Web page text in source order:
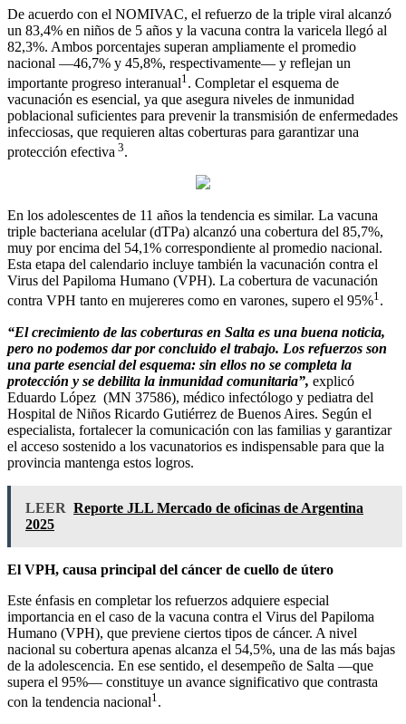
De acuerdo con el NOMIVAC, el refuerzo de la triple viral alcanzó
un 83,4% en niños de 5 años y la vacuna contra la varicela llegó al
82,3%. Ambos porcentajes superan ampliamente el promedio
nacional —46,7% y 45,8%, respectivamente— y reflejan un
importante progreso interanual1 . Completar el esquema de
vacunación es esencial, ya que asegura niveles de inmunidad
poblacional suficientes para prevenir la transmisión de enfermedades
infecciosas, que requieren altas coberturas para garantizar una
protección efectiva 3.
En los adolescentes de 11 años la tendencia es similar. La vacuna
triple bacteriana acelular (dTPa) alcanzó una cobertura del 85,7%,
muy por encima del 54,1% correspondiente al promedio nacional.
Esta etapa del calendario incluye también la vacunación contra el
Virus del Papiloma Humano (VPH). La cobertura de vacunación
contra VPH tanto en mujereres como en varones, supero el 95%1.
“El crecimiento de las coberturas en Salta es una buena noticia,
pero no podemos dar por concluido el trabajo. Los refuerzos son
una parte esencial del esquema: sin ellos no se completa la
protección y se debilita la inmunidad comunitaria”, explicó
Eduardo López (MN 37586), médico infectólogo y pediatra del
Hospital de Niños Ricardo Gutiérrez de Buenos Aires. Según el
especialista, fortalecer la comunicación con las familias y garantizar
el acceso sostenido a los vacunatorios es indispensable para que la
provincia mantenga estos logros.
LEER Reporte JLL Mercado de oficinas de Argentina
2025
El VPH, causa principal del cáncer de cuello de útero
Este énfasis en completar los refuerzos adquiere especial
importancia en el caso de la vacuna contra el Virus del Papiloma
Humano (VPH), que previene ciertos tipos de cáncer. A nivel
nacional su cobertura apenas alcanza el 54,5%, una de las más bajas
de la adolescencia. En ese sentido, el desempeño de Salta —que
supera el 95%— constituye un avance significativo que contrasta
con la tendencia nacional1 .